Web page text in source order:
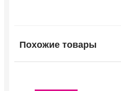
Похожие товары